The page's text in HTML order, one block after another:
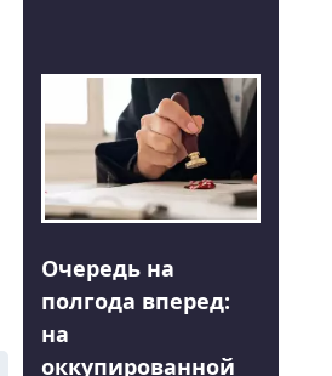
Очередь на
полгода вперед:
на
оккупированной